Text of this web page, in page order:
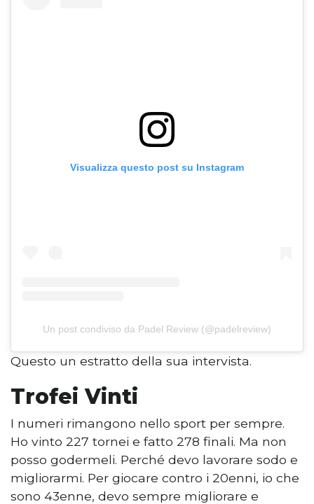
Visualizza questo post su Instagram
Un post condiviso da Padel Review (@padelreview)
Questo un estratto della sua intervista.
Trofei Vinti
I numeri rimangono nello sport per sempre.
Ho vinto 227 tornei e fatto 278 finali. Ma non
posso godermeli. Perché devo lavorare sodo e
migliorarmi. Per giocare contro i 20enni, io che
sono 43enne, devo sempre migliorare e